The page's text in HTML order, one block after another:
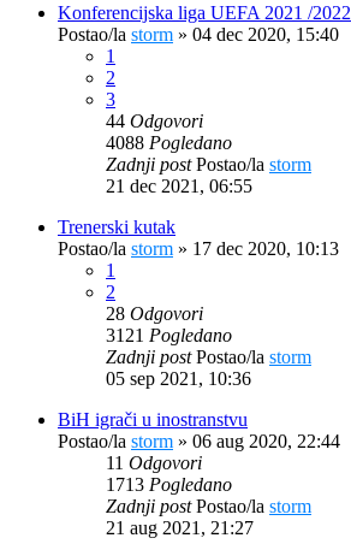
Konferencijska liga UEFA 2021 /2022
Postao/la storm » 04 dec 2020, 15:40
1
2
3
44 Odgovori
4088 Pogledano
Zadnji postPostao/la storm
21 dec 2021, 06:55
Trenerski kutak
Postao/la storm » 17 dec 2020, 10:13
1
2
28 Odgovori
3121 Pogledano
Zadnji postPostao/la storm
05 sep 2021, 10:36
BiH igrači u inostranstvu
Postao/la storm » 06 aug 2020, 22:44
11 Odgovori
1713 Pogledano
Zadnji postPostao/la storm
21 aug 2021, 21:27